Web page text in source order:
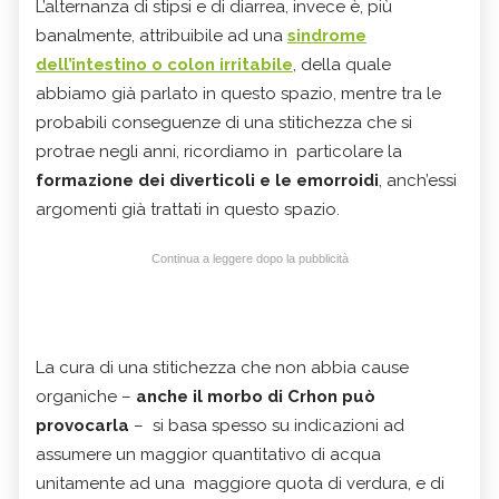
L’alternanza di stipsi e di diarrea, invece è, più
banalmente, attribuibile ad una sindrome
dell’intestino o colon irritabile, della quale
abbiamo già parlato in questo spazio, mentre tra le
probabili conseguenze di una stitichezza che si
protrae negli anni, ricordiamo in particolare la
formazione dei diverticoli e le emorroidi, anch’essi
argomenti già trattati in questo spazio.
Continua a leggere dopo la pubblicità
La cura di una stitichezza che non abbia cause
organiche – anche il morbo di Crhon può
provocarla – si basa spesso su indicazioni ad
assumere un maggior quantitativo di acqua
unitamente ad una maggiore quota di verdura, e di